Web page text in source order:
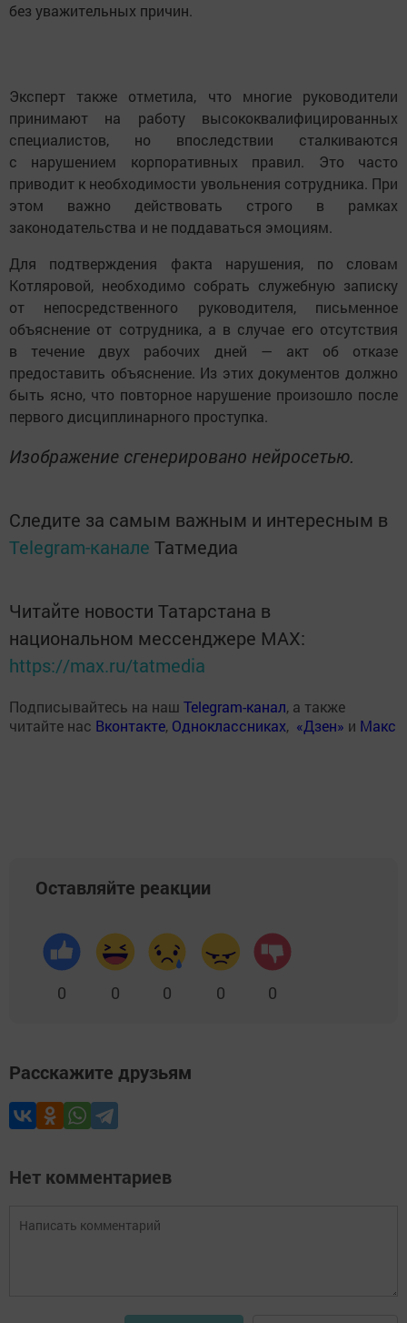
без уважительных причин.
Эксперт также отметила, что многие руководители
принимают на работу высококвалифицированных
специалистов, но впоследствии сталкиваются
с нарушением корпоративных правил. Это часто
приводит к необходимости увольнения сотрудника. При
этом важно действовать строго в рамках
законодательства и не поддаваться эмоциям.
Для подтверждения факта нарушения, по словам
Котляровой, необходимо собрать служебную записку
от непосредственного руководителя, письменное
объяснение от сотрудника, а в случае его отсутствия
в течение двух рабочих дней — акт об отказе
предоставить объяснение. Из этих документов должно
быть ясно, что повторное нарушение произошло после
первого дисциплинарного проступка.
Изображение сгенерировано нейросетью.
Следите за самым важным и интересным в
Telegram-канале Татмедиа
Читайте новости Татарстана в
национальном мессенджере MАХ:
https://max.ru/tatmedia
Подписывайтесь на наш Telegram-канал, а также
читайте нас Вконтакте, Одноклассниках, «Дзен» и Макс
Оставляйте реакции
0 0 0 0 0
Расскажите друзьям
Нет комментариев